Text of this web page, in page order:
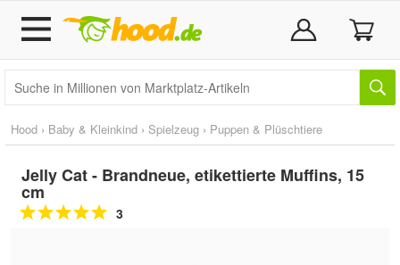
Hood › Baby & Kleinkind › Spielzeug › Puppen & Plüschtiere
Jelly Cat - Brandneue, etikettierte Muffins, 15
cm
3